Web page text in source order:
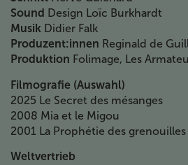
Sound Design Loïc Burkhardt
Musik Didier Falk
Produzent:innen Reginald de
Produktion Folimage, Les
Filmografie (Auswahl)
2025 Le Secret des mésanges
2008 Mia et le Migou
2001 La Prophétie des grenouilles
Weltvertrieb